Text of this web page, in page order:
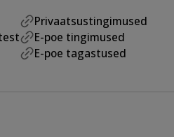
Privaatsustingimused
E-poe tingimused
E-poe tagastused